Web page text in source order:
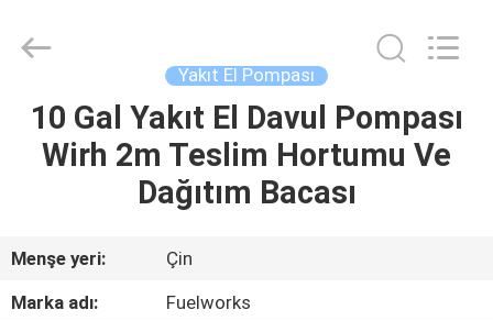
EV
VIDEOLAR
Yakıt El Pompası
10 Gal Yakıt El Davul Pompası
Wirh 2m Teslim Hortumu Ve
Dağıtım Bacası
Menşe yeri:
Çin
Marka adı:
Fuelworks